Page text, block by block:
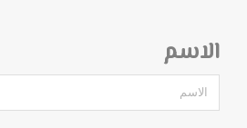
الاسم